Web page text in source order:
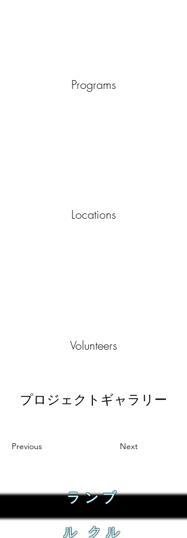
Programs
Locations
Volunteers
プロジェクトギャラリー
Previous Next
ランブ
ル クル